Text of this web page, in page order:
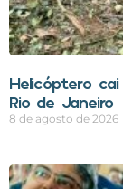
Helicóptero
Rio de Janeiro
8 de agosto de 2026